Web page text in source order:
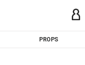
PROPS